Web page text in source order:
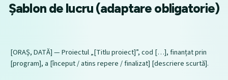
Șablon de lucru (adaptare obligatorie)
[ORAȘ, DATĂ] — Proiectul „[Titlu proiect]”, cod […], finanțat prin
[program], a [început / atins repere / finalizat] [descriere scurtă].